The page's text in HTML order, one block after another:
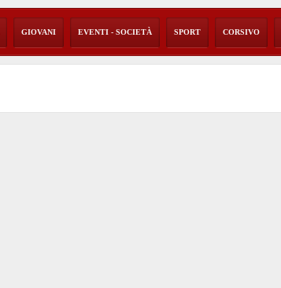
GIOVANI EVENTI - SOCIETÀ SPORT CORSIVO